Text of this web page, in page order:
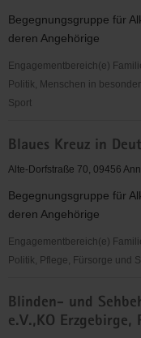
Buchholz/Frohnau
e.
V.
Begegnungsgruppe für
deren Angehörige
Engagementbereich(e)
Politik, Menschen in
Sport
Kreuz
in
e.V.,
Annaberg-
Buchholz
Blaues Kreuz in
Alte-Dorfstraße 70, 09456
Begegnungsgruppe für
deren Angehörige
Engagementbereich(e)
Politik, Pflege, Fürsorge und
Kreuz
in
Blinden- und
e.V.,KO Erzgebirge,